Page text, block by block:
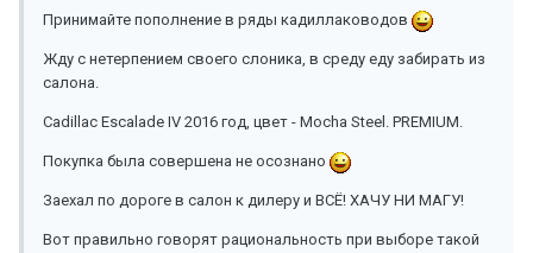
Принимайте пополнение в ряды кадиллаководов
Жду с нетерпением своего слоника, в среду еду забирать из
салона.
Cadillac Escalade IV 2016 год, цвет - Mocha Steel. PREMIUM.
Покупка была совершена не осознано
Заехал по дороге в салон к дилеру и ВСЁ! ХАЧУ НИ МАГУ!
Вот правильно говорят рациональность при выборе такой